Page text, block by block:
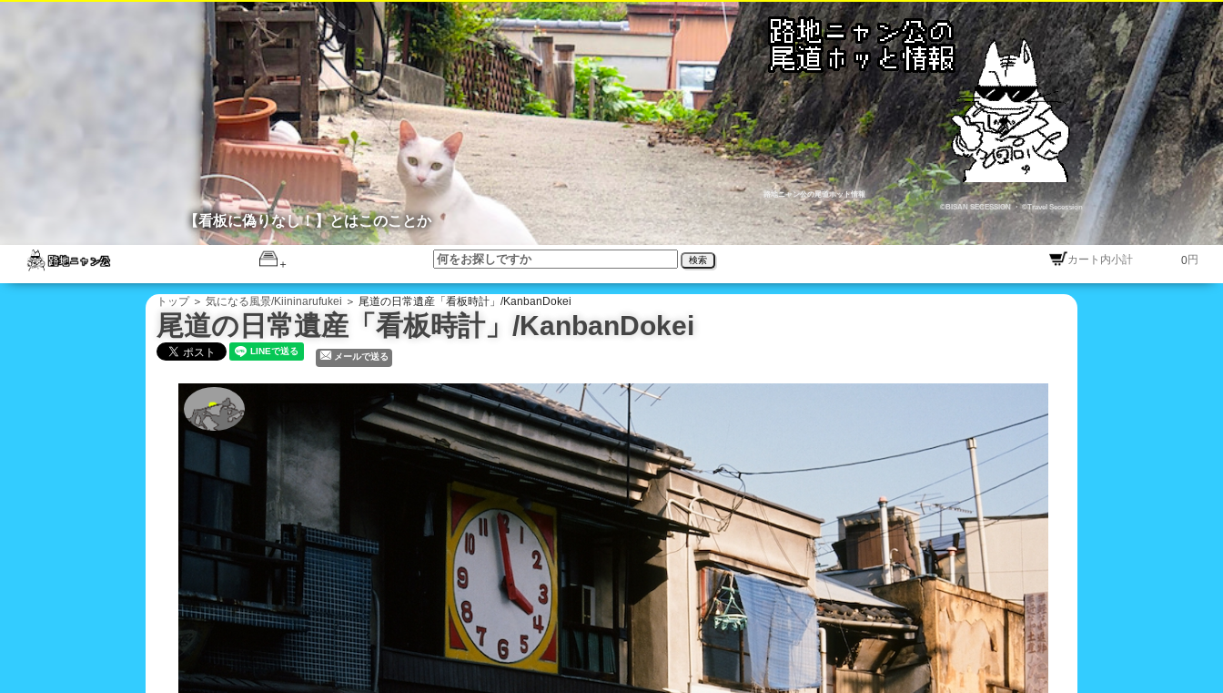
路地ニャン公の尾道ホット情報
©BISAN SECESSION・ ©Travel Secession
検索 カート内小計 円
【看板に偽りなし！】とはこのことか
トップ＞ 気になる風景/Kiininarufukei ＞ 尾道の日常遺産「看板時計」/KanbanDokei
尾道の日常遺産「看板時計」/KanbanDokei
メールで送る